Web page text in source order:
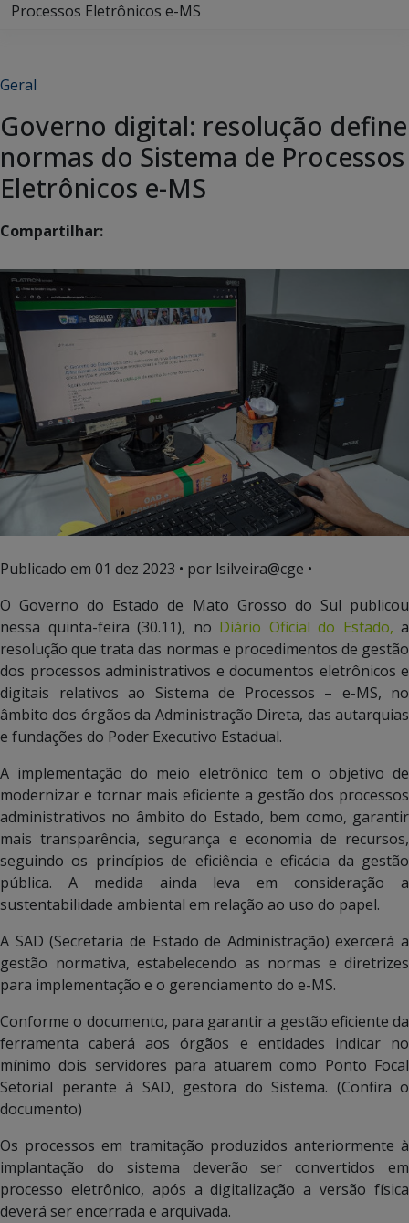
Processos Eletrônicos e-MS
Geral
Governo digital: resolução define
normas do Sistema de Processos
Eletrônicos e-MS
Compartilhar:
Publicado em 01 dez 2023 • por lsilveira@cge •
O Governo do Estado de Mato Grosso do Sul publicou
nessa quinta-feira (30.11), no Diário Oficial do Estado, a
resolução que trata das normas e procedimentos de gestão
dos processos administrativos e documentos eletrônicos e
digitais relativos ao Sistema de Processos – e-MS, no
âmbito dos órgãos da Administração Direta, das autarquias
e fundações do Poder Executivo Estadual.
A implementação do meio eletrônico tem o objetivo de
modernizar e tornar mais eficiente a gestão dos processos
administrativos no âmbito do Estado, bem como, garantir
mais transparência, segurança e economia de recursos,
seguindo os princípios de eficiência e eficácia da gestão
pública. A medida ainda leva em consideração a
sustentabilidade ambiental em relação ao uso do papel.
A SAD (Secretaria de Estado de Administração) exercerá a
gestão normativa, estabelecendo as normas e diretrizes
para implementação e o gerenciamento do e-MS.
Conforme o documento, para garantir a gestão eficiente da
ferramenta caberá aos órgãos e entidades indicar no
mínimo dois servidores para atuarem como Ponto Focal
Setorial perante à SAD, gestora do Sistema. (Confira o
documento)
Os processos em tramitação produzidos anteriormente à
implantação do sistema deverão ser convertidos em
processo eletrônico, após a digitalização a versão física
deverá ser encerrada e arquivada.